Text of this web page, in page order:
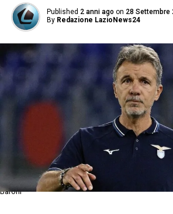
Published 2 anni ago on 28 Settembre
By Redazione LazioNews24
Baroni